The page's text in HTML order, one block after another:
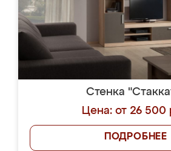
Стенка
Цена: от 26 500
ПОДРОБНЕЕ